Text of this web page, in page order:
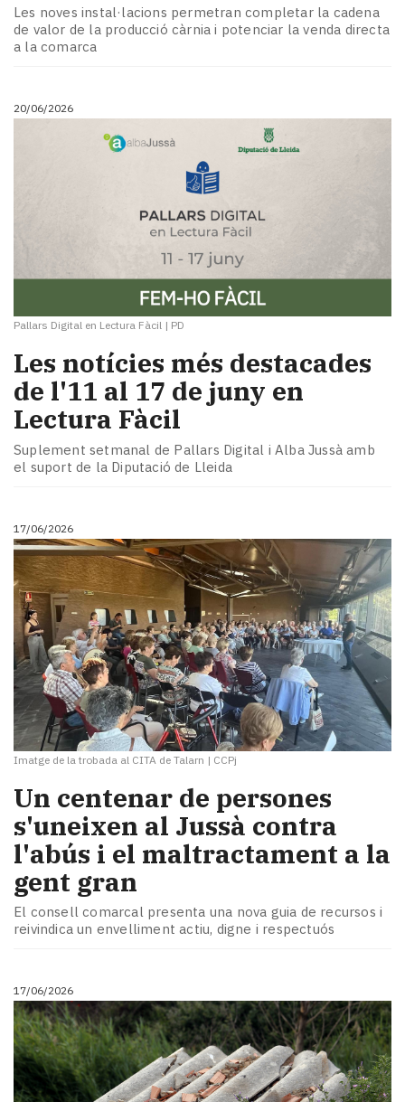
Les noves instal·lacions permetran completar la cadena
de valor de la producció càrnia i potenciar la venda directa
a la comarca
20/06/2026
Pallars Digital en Lectura Fàcil | PD
Les notícies més destacades
de l'11 al 17 de juny en
Lectura Fàcil
Suplement setmanal de Pallars Digital i Alba Jussà amb
el suport de la Diputació de Lleida
17/06/2026
Imatge de la trobada al CITA de Talarn | CCPj
Un centenar de persones
s'uneixen al Jussà contra
l'abús i el maltractament a la
gent gran
El consell comarcal presenta una nova guia de recursos i
reivindica un envelliment actiu, digne i respectuós
17/06/2026